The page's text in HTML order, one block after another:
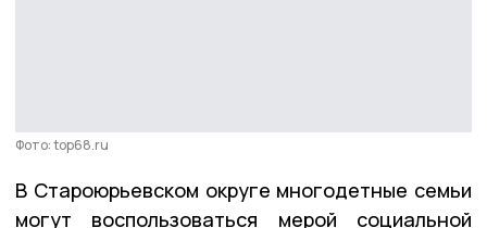
Фото: top68.ru
В Староюрьевском округе многодетные семьи
могут воспользоваться мерой социальной